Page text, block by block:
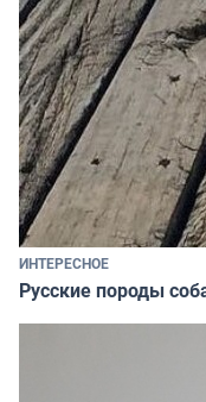
ИНТЕРЕСНОЕ
Русские породы